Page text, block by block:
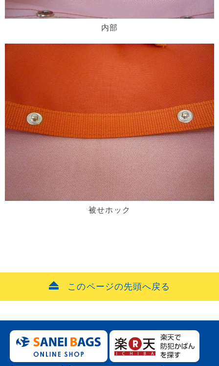
内部
被せホック
このページの先頭へ戻る